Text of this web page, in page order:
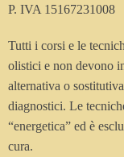
P. IVA 15167231008
Tutti i corsi e le
olistici e non devono
alternativa o
diagnostici. Le
“energetica” ed è
cura.